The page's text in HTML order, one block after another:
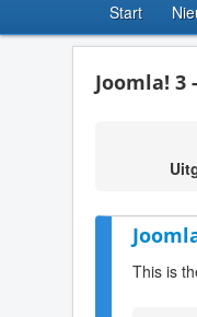
Start
Joomla! 3
This is